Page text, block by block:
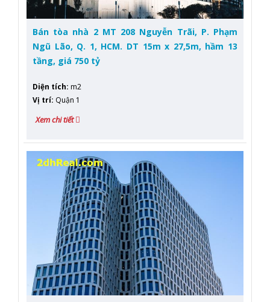
Bán tòa nhà 2 MT 208 Nguyễn Trãi, P. Phạm
Ngũ Lão, Q. 1, HCM. DT 15m x 27,5m, hầm 13
tầng, giá 750 tỷ
Diện tích: m2
Vị trí: Quận 1
Xem chi tiết